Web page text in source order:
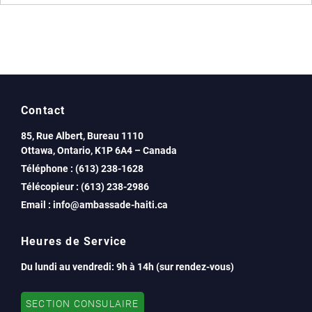
Contact
85, Rue Albert, Bureau 1110
Ottawa, Ontario, K1P 6A4 – Canada
Téléphone : (613) 238-1628
Télécopieur : (613) 238-2986
Email : info@ambassade-haiti.ca
Heures de Service
Du lundi au vendredi: 9h à 14h (sur rendez-vous)
SECTION CONSULAIRE